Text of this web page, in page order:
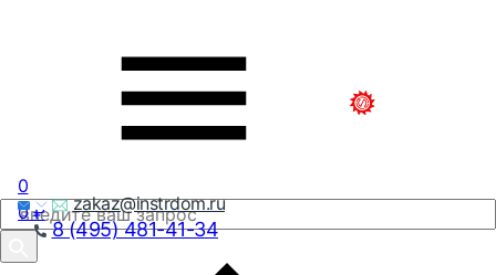
zakaz@instrdom.ru
8 (495) 481-41-34
0
0₽